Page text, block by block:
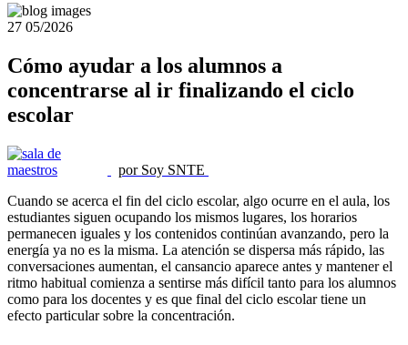
27 05/2026
Cómo ayudar a los alumnos a
concentrarse al ir finalizando el ciclo
escolar
por Soy SNTE
Cuando se acerca el fin del ciclo escolar, algo ocurre en el aula, los
estudiantes siguen ocupando los mismos lugares, los horarios
permanecen iguales y los contenidos continúan avanzando, pero la
energía ya no es la misma. La atención se dispersa más rápido, las
conversaciones aumentan, el cansancio aparece antes y mantener el
ritmo habitual comienza a sentirse más difícil tanto para los alumnos
como para los docentes y es que final del ciclo escolar tiene un
efecto particular sobre la concentración.